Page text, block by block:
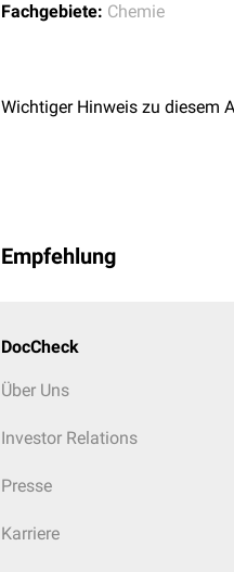
Fachgebiete: Chemie
Wichtiger Hinweis zu diesem
Empfehlung
DocCheck
Über Uns
Investor Relations
Presse
Karriere